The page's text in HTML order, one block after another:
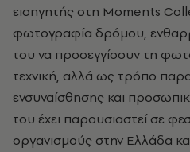
εισηγητής στη Moments
φωτογραφία δρόμου,
του να προσεγγίσουν τη
τεχνική, αλλά ως τρόπο
ενσυναίσθησης και
του έχει παρουσιαστεί σε
οργανισμούς στην Ελλάδα